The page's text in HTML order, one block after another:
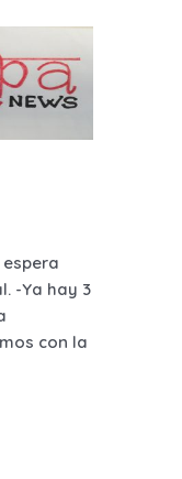
-Ya hay 3
con la